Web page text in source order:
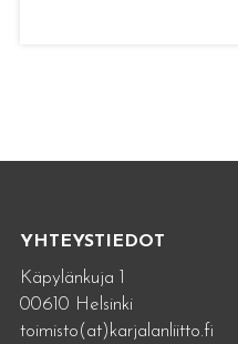
YHTEYSTIEDOT
Käpylänkuja 1
00610 Helsinki
toimisto(at)karjalanliitto.fi